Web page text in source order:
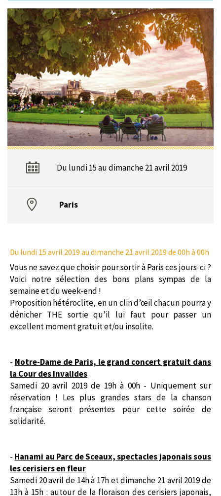
Du lundi 15 au dimanche 21 avril 2019
Paris
Du lundi 15 avril 2019 au dimanche 21 avril 2019 de 00h à 00h
Vous ne savez que choisir pour sortir à Paris ces jours-ci ?
Voici notre sélection des bons plans sympas de la
semaine et du week-end !
Proposition hétéroclite, en un clin d’œil chacun pourra y
dénicher THE sortie qu’il lui faut pour passer un
excellent moment gratuit et/ou insolite.
- Notre-Dame de Paris, le grand concert gratuit dans
la Cour des Invalides
Samedi 20 avril 2019 de 19h à 00h - Uniquement sur
réservation ! Les plus grandes stars de la chanson
française seront présentes pour cette soirée de
solidarité.
- Hanami au Parc de Sceaux, spectacles japonais sous
les cerisiers en fleur
Samedi 20 avril de 14h à 17h et dimanche 21 avril 2019 de
13h à 15h : autour de la floraison des cerisiers japonais,